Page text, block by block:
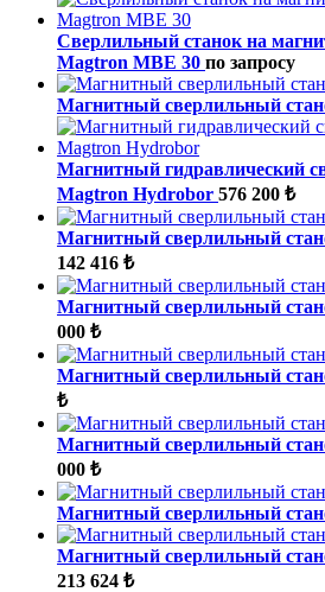
Сверлильный станок на
Magtron MBE 30 по запросу
Магнитный сверлильный
Магнитный гидравлический
Magtron Hydrobor 576 200 ₺
Магнитный сверлильный
142 416 ₺
Магнитный сверлильный
000 ₺
Магнитный сверлильный
₺
Магнитный сверлильный
000 ₺
Магнитный сверлильный
Магнитный сверлильный
213 624 ₺